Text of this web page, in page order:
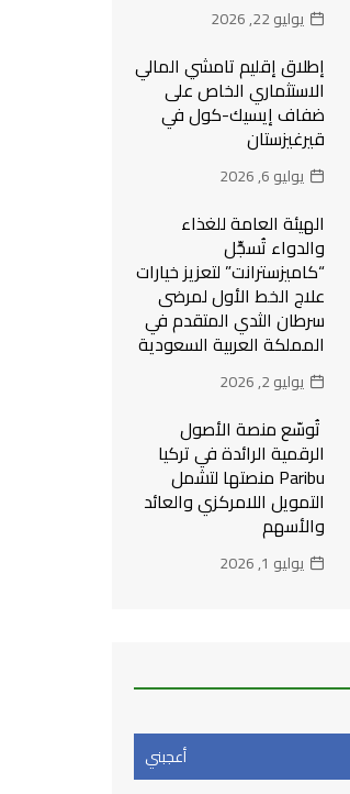
يوليو 22, 2026
إطلاق إقليم تامشي المالي
الاستثماري الخاص على
ضفاف إيسيك-كول في
قيرغيزستان
يوليو 6, 2026
الهيئة العامة للغذاء
والدواء تُسجِّل
“كاميزسترانت” لتعزيز خيارات
علاج الخط الأول لمرضى
سرطان الثدي المتقدم في
المملكة العربية السعودية
يوليو 2, 2026
تُوسّع منصة الأصول
الرقمية الرائدة في تركيا
Paribu منصتها لتشمل
التمويل اللامركزي والعائد
والأسهم
يوليو 1, 2026
أعجبني